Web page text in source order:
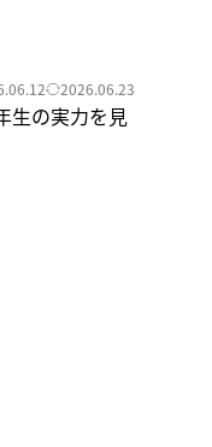
2026.06.23
生の実力を見